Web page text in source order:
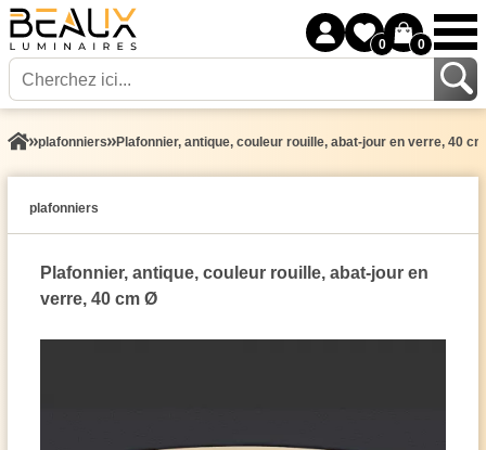
0 0
plafonniers Plafonnier, antique, couleur rouille, abat-jour en verre, 40
plafonniers
Plafonnier, antique, couleur rouille, abat-jour en
verre, 40 cm Ø